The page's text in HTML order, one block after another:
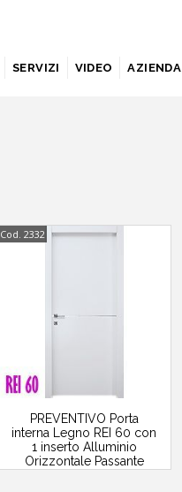
SERVIZI VIDEO AZIENDA
Cod. 2332
PREVENTIVO Porta
interna Legno REI 60 con
1 inserto Alluminio
Orizzontale Passante